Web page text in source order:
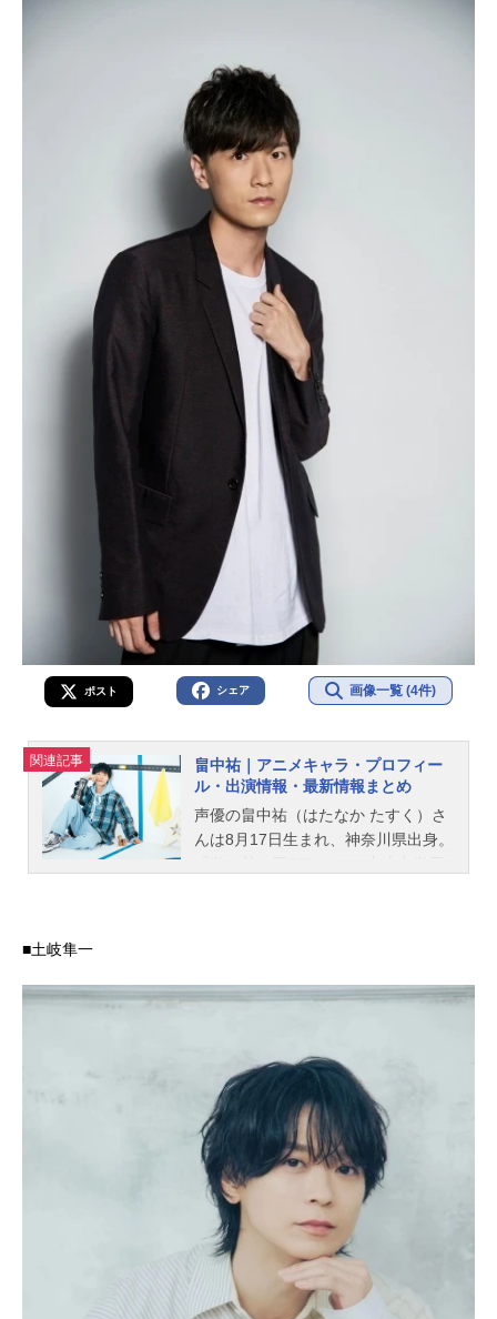
ポスト シェア 画像一覧 (4件)
関連記事
畠中祐｜アニメキャラ・プロフィー
ル・出演情報・最新情報まとめ
声優の畠中祐（はたなか たすく）さ
んは8月17日生まれ、神奈川県出身。
中祐さんのオススメ記事をご紹介！
■土岐隼一